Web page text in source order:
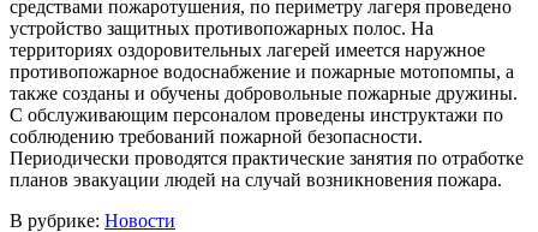
средствами пожаротушения, по периметру лагеря проведено
устройство защитных противопожарных полос. На
территориях оздоровительных лагерей имеется наружное
противопожарное водоснабжение и пожарные мотопомпы, а
также созданы и обучены добровольные пожарные дружины.
С обслуживающим персоналом проведены инструктажи по
соблюдению требований пожарной безопасности.
Периодически проводятся практические занятия по отработке
планов эвакуации людей на случай возникновения пожара.
В рубрике: Новости